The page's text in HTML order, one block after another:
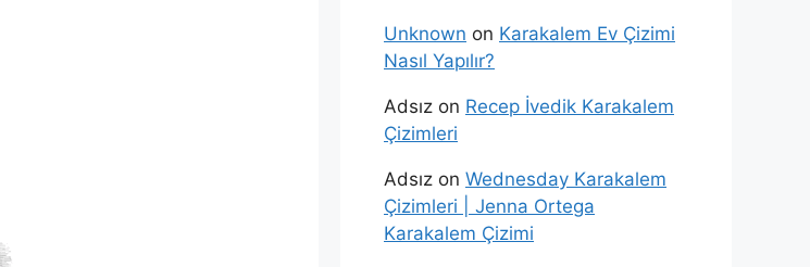
Unknown on Karakalem Ev Çizimi
Nasıl Yapılır?
Adsız on Recep İvedik Karakalem
Çizimleri
Adsız on Wednesday Karakalem
Çizimleri | Jenna Ortega
Karakalem Çizimi